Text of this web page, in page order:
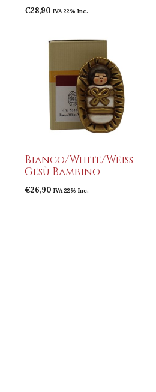
€28,90 IVA 22% Inc.
Bianco/White/Weiss
Gesù Bambino
€26,90 IVA 22% Inc.